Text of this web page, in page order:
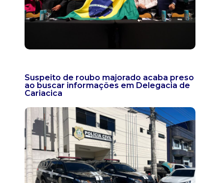
Suspeito de roubo majorado acaba preso
ao buscar informações em Delegacia de
Cariacica